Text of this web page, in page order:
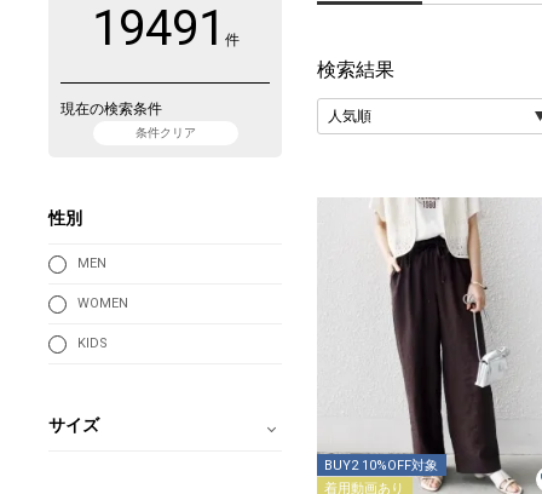
検索結果
BUY2 10%OFF対象
着用動画あり
19491 件
現在の検索条件
条件クリア
性別
MEN
WOMEN
KIDS
サイズ